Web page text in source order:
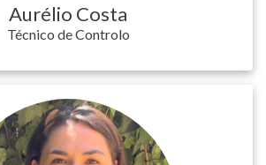
Aurélio Costa
Técnico de Controlo